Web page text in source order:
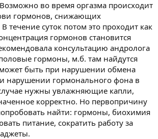
во время оргазма происходит
гормонов, снижающих
течение суток потом это проходит как
гормонов становится
консультацию андролога
гормоны, м.б. там найдутся
быть при нарушении обмена
нарушении гормонального фона в
нужны увлажняющие капли,
корректно. Но первопричину
найти: гормоны, биохимия
питание, сократить работу за